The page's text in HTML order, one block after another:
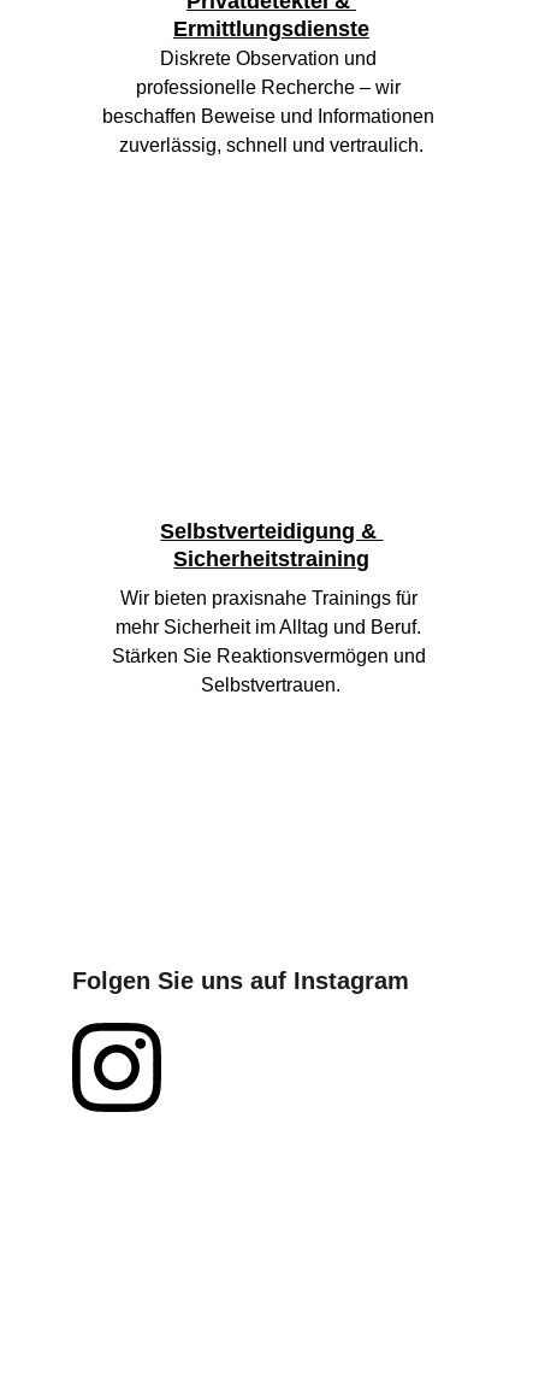
Ermittlungsdienste
Diskrete Observation und
professionelle Recherche – wir
beschaffen Beweise und Informationen
zuverlässig, schnell und vertraulich.
Selbstverteidigung &
Sicherheitstraining
Wir bieten praxisnahe Trainings für
mehr Sicherheit im Alltag und Beruf.
Stärken Sie Reaktionsvermögen und
Selbstvertrauen.
Folgen Sie uns auf Instagram